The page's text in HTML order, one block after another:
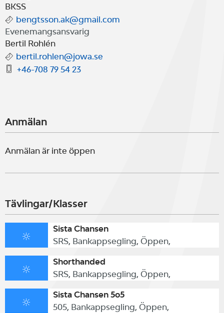
BKSS
bengtsson.ak@gmail.com
Evenemangsansvarig
Bertil Rohlén
bertil.rohlen@jowa.se
+46-708 79 54 23
Anmälan
Anmälan är inte öppen
Tävlingar/Klasser
Sista Chansen
SRS, Bankappsegling, Öppen,
Shorthanded
SRS, Bankappsegling, Öppen,
Sista Chansen 5o5
505, Bankappsegling, Öppen,